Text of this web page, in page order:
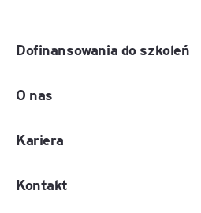
Dofinansowania do szkoleń
O nas
Kariera
Kontakt